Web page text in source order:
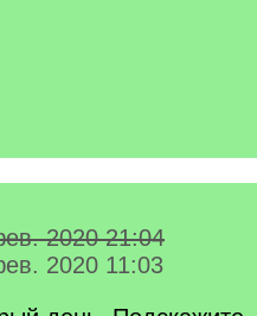
2020 21:04
2020 11:03